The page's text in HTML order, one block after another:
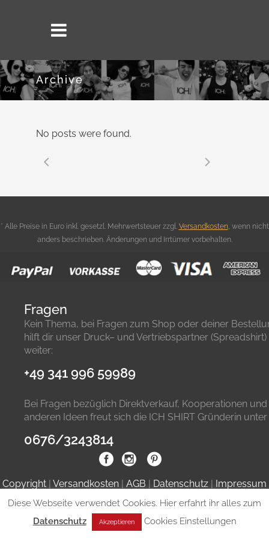
Archive
No posts were found.
* Alle Preise in Euro inkl. gesetzl. Mehrwertsteuer zzgl. Versandkosten, wenn nicht
anders beschrieben. Änderungen und Irrtümer vorbehalten.
Fragen
Kein Thema, bei Fragen zum Shop oder deiner
hilft dir unser Druck– und Vertriebspartner
weiter:
+49 341 996 59989
Bei Fragen bezüglich Direktverkauf, Kooperationen und
anderen Ideen freut sich die ICH SHIRT Gründerin unter
0676/3243814
Copyright | Versandkosten | AGB | Datenschutz | Impressum
Diese Webseite verwendet Cookies. Hier erfahrt ihr alles zum
Datenschutz
Akzeptieren Cookies Einstellungen